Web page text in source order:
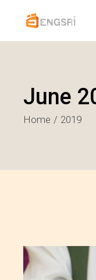
June
Home 2019